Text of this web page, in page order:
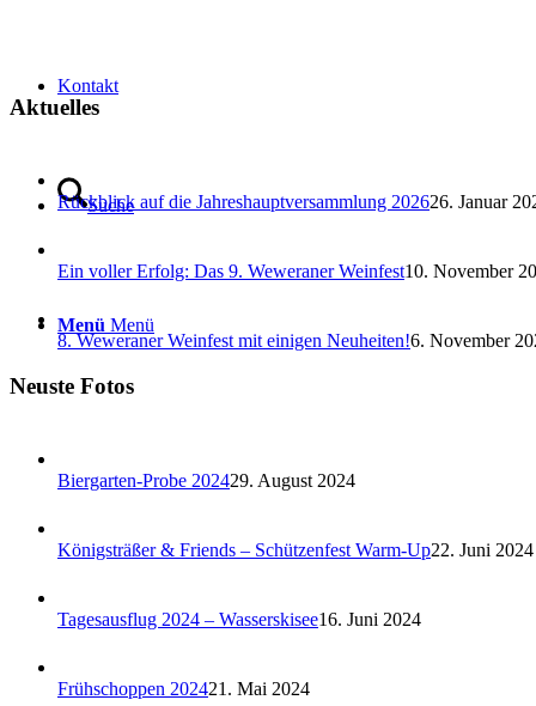
Kontakt
Suche
Menü Menü
Aktuelles
Rückblick auf die Jahreshauptversammlung 202626. Januar
Ein voller Erfolg: Das 9. Weweraner Weinfest10. November
8. Weweraner Weinfest mit einigen Neuheiten!6. November
Neuste Fotos
Biergarten-Probe 202429. August 2024
Königsträßer & Friends – Schützenfest Warm-Up22. Juni 2024
Tagesausflug 2024 – Wasserskisee16. Juni 2024
Frühschoppen 202421. Mai 2024